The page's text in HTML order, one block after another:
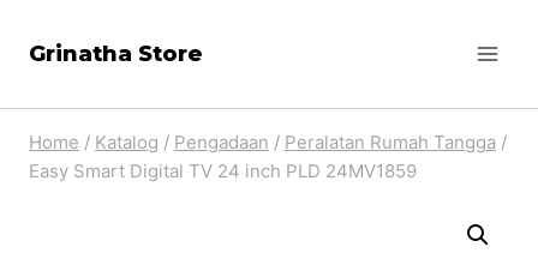
Grinatha Store
Home / Katalog / Pengadaan / Peralatan Rumah Tangga /
Easy Smart Digital TV 24 inch PLD 24MV1859